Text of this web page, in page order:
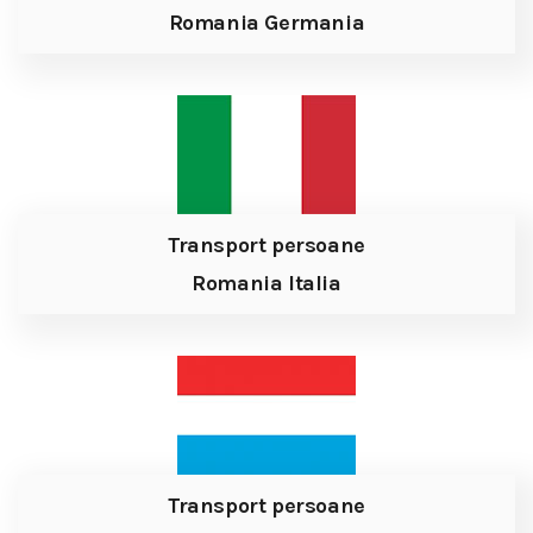
Romania Germania
Transport persoane
Romania Italia
Transport persoane